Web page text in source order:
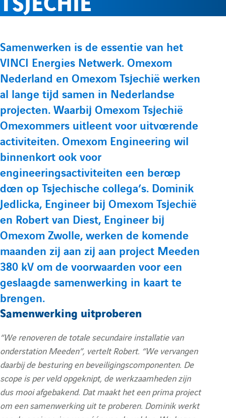
e
L
i
n
k
e
i
n
e
O
m
e
m
L
N
e
e
Y
o
u
t
u
e
d
e
O
m
e
x
N
N
e
f
r
u
l
i
r
e
P
r
é
s
e
n
t
a
t
i
o
n
:
Samenwerken is de essentie van het
VINCI Energies Netwerk. Omexom
Nederland en Omexom Tsjechië werken
al lange tijd samen in Nederlandse
projecten. Waarbij Omexom Tsjechië
Omexommers uitleent voor uitvoerende
activiteiten. Omexom Engineering wil
binnenkort ook voor
engineeringsactiviteiten een beroep
doen op Tsjechische collega’s. Dominik
Jedlicka, Engineer bij Omexom Tsjechië
en Robert van Diest, Engineer bij
Omexom Zwolle, werken de komende
maanden zij aan zij aan project Meeden
380 kV om de voorwaarden voor een
geslaagde samenwerking in kaart te
brengen.
Samenwerking uitproberen
“We renoveren de totale secundaire installatie van
onderstation Meeden”, vertelt Robert. “We vervangen
daarbij de besturing en beveiligingscomponenten. De
scope is per veld opgeknipt, de werkzaamheden zijn
dus mooi afgebakend. Dat maakt het een prima project
om een samenwerking uit te proberen. Dominik werkt